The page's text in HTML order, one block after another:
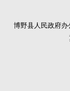
博野县人民政府办